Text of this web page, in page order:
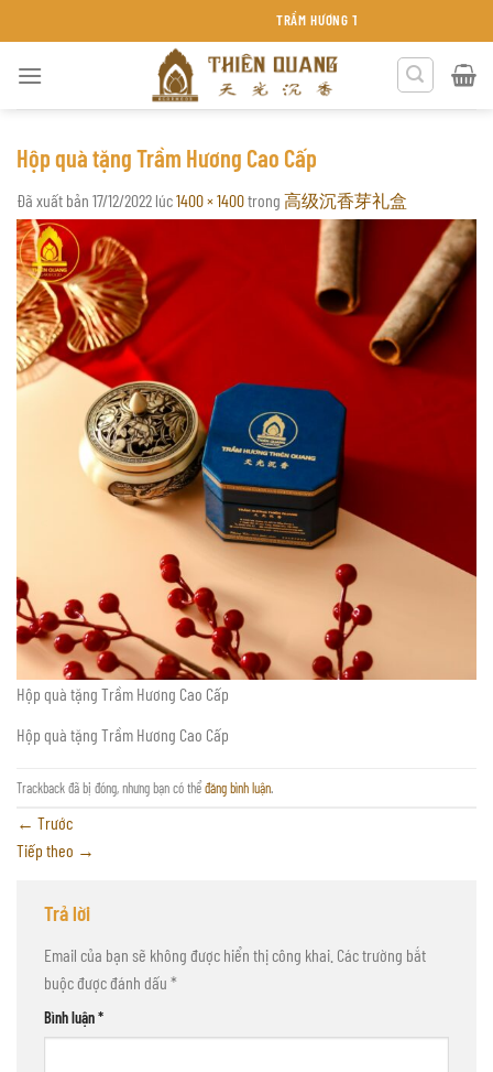
đến
TRẦM HƯƠNG THIÊN QUANG KHÁNH HÒA
Hộp quà tặng Trầm Hương Cao Cấp
Đã xuất bản 17/12/2022 lúc1400 × 1400trong 高级沉香芽礼盒
Hộp quà tặng Trầm Hương Cao Cấp
Hộp quà tặng Trầm Hương Cao Cấp
Trackback đã bị đóng, nhưng bạn có thểđăng bình luận.
← Trước
Tiếp theo →
Trả lời
Email của bạn sẽ không được hiển thị công khai. Các trường bắt
buộc được đánh dấu *
Bình luận*